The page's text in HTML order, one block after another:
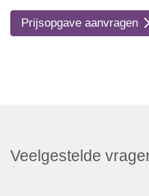
Prijsopgave aanvragen
Veelgestelde